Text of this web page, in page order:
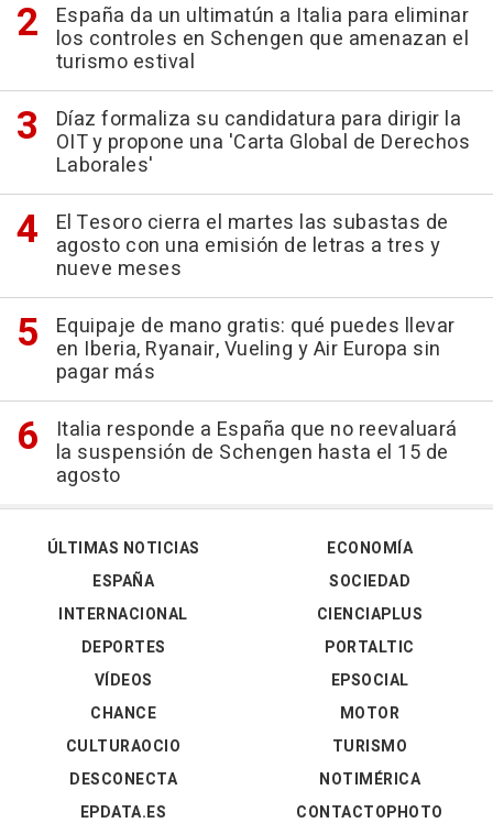
España da un ultimatún a Italia para eliminar
los controles en Schengen que amenazan el
turismo estival
Díaz formaliza su candidatura para dirigir la
OIT y propone una 'Carta Global de Derechos
Laborales'
El Tesoro cierra el martes las subastas de
agosto con una emisión de letras a tres y
nueve meses
Equipaje de mano gratis: qué puedes llevar
en Iberia, Ryanair, Vueling y Air Europa sin
pagar más
Italia responde a España que no reevaluará
la suspensión de Schengen hasta el 15 de
agosto
ÚLTIMAS NOTICIAS
ESPAÑA
INTERNACIONAL
DEPORTES
VÍDEOS
ECONOMÍA
SOCIEDAD
CIENCIAPLUS
PORTALTIC
EPSOCIAL
CHANCE
CULTURAOCIO
DESCONECTA
EPDATA.ES
MOTOR
TURISMO
NOTIMÉRICA
CONTACTOPHOTO